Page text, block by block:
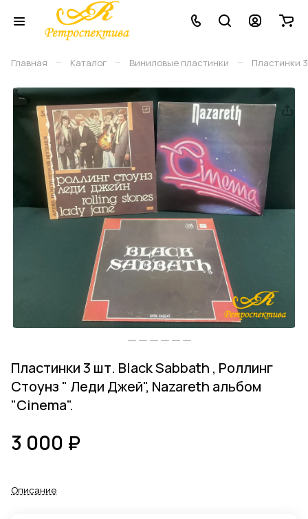
Главная – Каталог – Виниловые плаcтинки – Пластинки
Пластинки 3 шт. Black Sabbath , Роллинг
Стоунз " Леди Джей", Nazareth альбом
"Cinema".
3 000 ₽
Описание